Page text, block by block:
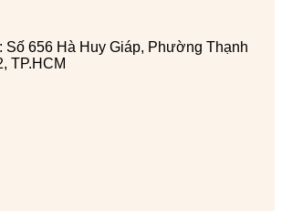
Số 656 Hà Huy Giáp, Phường Thạnh
TP.HCM